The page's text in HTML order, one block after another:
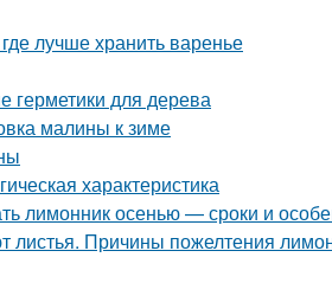
лучше хранить варенье
герметики для дерева
малины к зиме
характеристика
лимонник осенью — сроки и
Причины пожелтения